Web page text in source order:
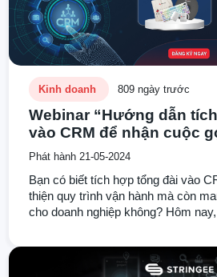
Kinh doanh 809 ngày trước
Webinar “Hướng dẫn
vào CRM để nhận cuộc
cho khách hàng”
Phát hành 21-05-2024
Bạn có biết tích hợp tổng đài vào
thiện quy trình vận hành mà còn
cho doanh nghiệp không? Hôm
tâm đến việc nâng cao hiệu quả
không nên bỏ qua.